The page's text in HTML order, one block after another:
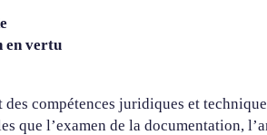
en vertu
compétences juridiques et
l’examen de la documentation,